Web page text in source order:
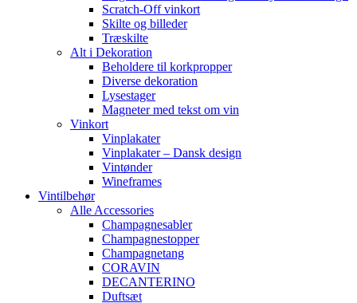
Scratch-Off vinkort
Skilte og billeder
Træskilte
Alt i Dekoration
Beholdere til korkpropper
Diverse dekoration
Lysestager
Magneter med tekst om vin
Vinkort
Vinplakater
Vinplakater – Dansk design
Vintønder
Wineframes
Vintilbehør
Alle Accessories
Champagnesabler
Champagnestopper
Champagnetang
CORAVIN
DECANTERINO
Duftsæt